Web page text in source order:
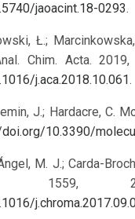
jaoacint.18-0293.
Ł.;
Chim. Acta.
j.aca.2018.10.061.
J.; Hardacre, C.
10.3390/
M. J.; Carda-
1559, 2-